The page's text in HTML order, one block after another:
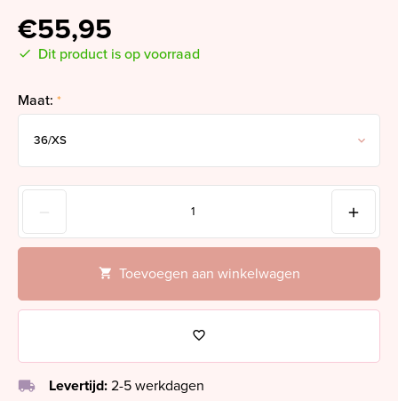
€55,95
Dit product is op voorraad
Maat: *
Toevoegen aan winkelwagen
local_shipping Levertijd: 2-5 werkdagen